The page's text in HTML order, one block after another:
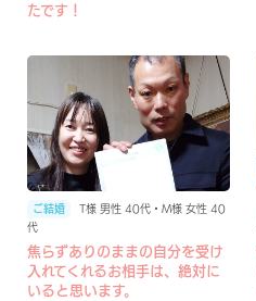
たです！
T様 男性 40代・M様 女性 40
代
焦らずありのままの自分を受け
入れてくれるお相手は、絶対に
いると思います。